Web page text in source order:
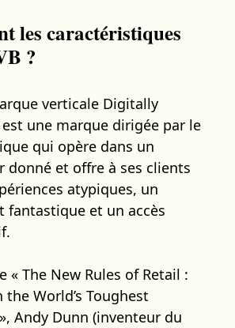
les caractéristiques
?
verticale Digitally
une marque dirigée par le
qui opère dans un
donné et offre à ses clients
atypiques, un
fantastique et un accès
« The New Rules of Retail :
World’s Toughest
Andy Dunn (inventeur du